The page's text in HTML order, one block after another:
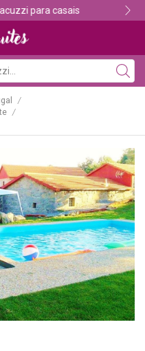
com jacuzzi
/
/